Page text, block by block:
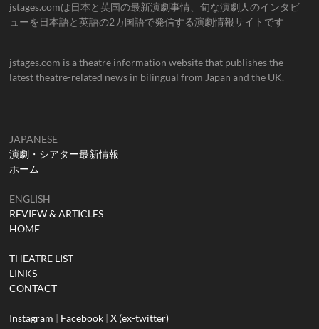
jstages.comは日本と英国の最新演劇事情、旬な演劇人のインタビ
ューを日本語と英語の2カ国語で発信する演劇情報サイトです
jstages.com is a theatre information website that publishes the
latest theatre-related news in bilingual from Japan and the UK.
JAPANESE
演劇・シアター最新情報
ホーム
ENGLISH
REVIEW & ARTICLES
HOME
THEATRE LIST
LINKS
CONTACT
Instagram | Facebook |X (ex-twitter)